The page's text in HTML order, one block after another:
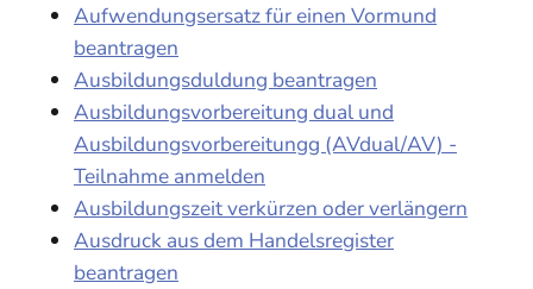
Aufwendungsersatz für einen Vormund
beantragen
Ausbildungsduldung beantragen
Ausbildungsvorbereitung dual und
Ausbildungsvorbereitungg (AVdual/AV) -
Teilnahme anmelden
Ausbildungszeit verkürzen oder verlängern
Ausdruck aus dem Handelsregister
beantragen